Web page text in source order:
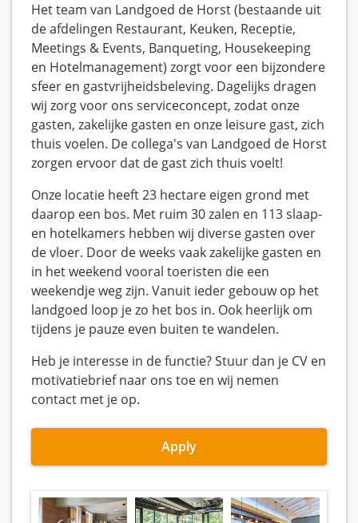
Het team van Landgoed de Horst (bestaande uit
de afdelingen Restaurant, Keuken, Receptie,
Meetings & Events, Banqueting, Housekeeping
en Hotelmanagement) zorgt voor een bijzondere
sfeer en gastvrijheidsbeleving. Dagelijks dragen
wij zorg voor ons serviceconcept, zodat onze
gasten, zakelijke gasten en onze leisure gast, zich
thuis voelen. De collega's van Landgoed de Horst
zorgen ervoor dat de gast zich thuis voelt!
Onze locatie heeft 23 hectare eigen grond met
daarop een bos. Met ruim 30 zalen en 113 slaap-
en hotelkamers hebben wij diverse gasten over
de vloer. Door de weeks vaak zakelijke gasten en
in het weekend vooral toeristen die een
weekendje weg zijn. Vanuit ieder gebouw op het
landgoed loop je zo het bos in. Ook heerlijk om
tijdens je pauze even buiten te wandelen.
Heb je interesse in de functie? Stuur dan je CV en
motivatiebrief naar ons toe en wij nemen
contact met je op.
Apply